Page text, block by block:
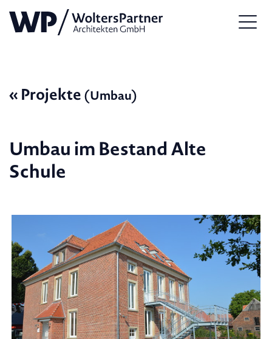
« Projekte (Umbau)
Umbau im Bestand Alte
Schule